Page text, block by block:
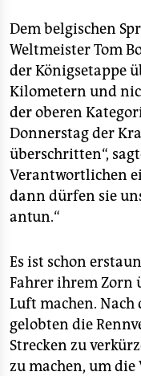
Dem belgischen
Weltmeister Tom
der Königsetappe
Kilometern und
der oberen
Donnerstag der
überschritten“,
Verantwortlichen
dann dürfen sie
antun.“
Es ist schon
Fahrer ihrem Zorn
Luft machen. Nach
gelobten die
Strecken zu
zu machen, um